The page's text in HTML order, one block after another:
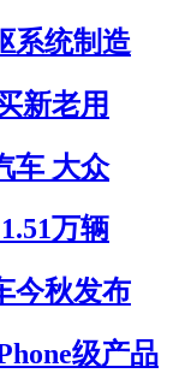
系统制造
新老用
车 大众
万辆
今秋发布
级产品